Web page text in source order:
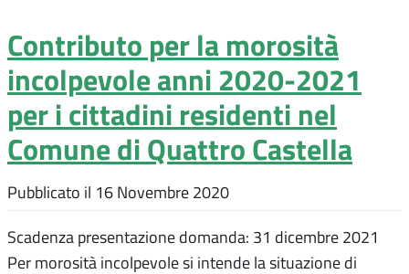
Contributo per la morosità
incolpevole anni 2020-2021
per i cittadini residenti nel
Comune di Quattro Castella
Pubblicato il 16 Novembre 2020
Scadenza presentazione domanda: 31 dicembre 2021
Per morosità incolpevole si intende la situazione di